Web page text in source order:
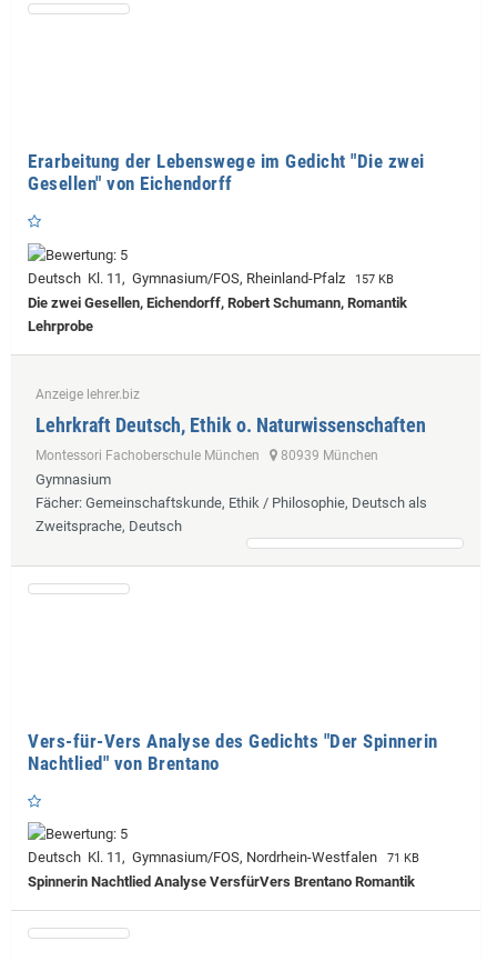
Erarbeitung der Lebenswege im Gedicht "Die zwei
Gesellen" von Eichendorff
Deutsch Kl. 11, Gymnasium/FOS, Rheinland-Pfalz 157 KB
Die zwei Gesellen, Eichendorff, Robert Schumann, Romantik
Lehrprobe
Anzeige lehrer.biz
Lehrkraft Deutsch, Ethik o. Naturwissenschaften
Montessori Fachoberschule München 80939 München
Gymnasium
Fächer: Gemeinschaftskunde, Ethik / Philosophie, Deutsch als
Zweitsprache, Deutsch
Vers-für-Vers Analyse des Gedichts "Der Spinnerin
Nachtlied" von Brentano
Deutsch Kl. 11, Gymnasium/FOS, Nordrhein-Westfalen 71 KB
Spinnerin Nachtlied Analyse VersfürVers Brentano Romantik